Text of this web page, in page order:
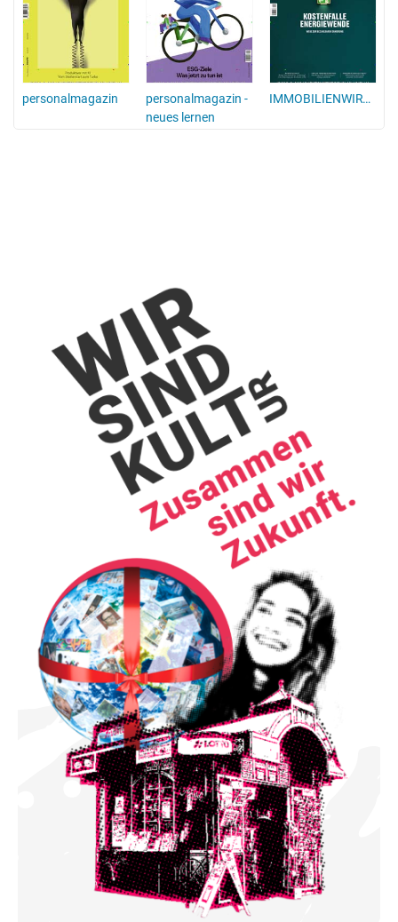
personalmagazin
personalmagazin -
neues lernen
IMMOBILIENWIRTSCHAFT